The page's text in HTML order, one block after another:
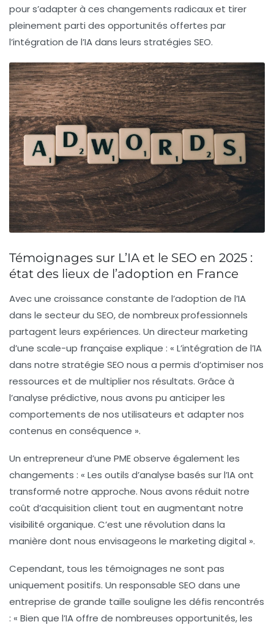
pour s’adapter à ces changements radicaux et tirer
pleinement parti des opportunités offertes par
l’intégration de l’IA dans leurs stratégies SEO.
Témoignages sur L’IA et le SEO en 2025 :
état des lieux de l’adoption en France
Avec une croissance constante de l’adoption de l’IA
dans le secteur du SEO, de nombreux professionnels
partagent leurs expériences. Un directeur marketing
d’une scale-up française explique : « L’intégration de l’IA
dans notre stratégie SEO nous a permis d’optimiser nos
ressources et de multiplier nos résultats. Grâce à
l’analyse prédictive, nous avons pu anticiper les
comportements de nos utilisateurs et adapter nos
contenus en conséquence ».
Un entrepreneur d’une PME observe également les
changements : « Les outils d’analyse basés sur l’IA ont
transformé notre approche. Nous avons réduit notre
coût d’acquisition client tout en augmentant notre
visibilité organique. C’est une révolution dans la
manière dont nous envisageons le marketing digital ».
Cependant, tous les témoignages ne sont pas
uniquement positifs. Un responsable SEO dans une
entreprise de grande taille souligne les défis rencontrés
: « Bien que l’IA offre de nombreuses opportunités, les